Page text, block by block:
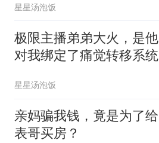
星星汤泡饭
极限主播弟弟大火，是他
对我绑定了痛觉转移系统
星星汤泡饭
亲妈骗我钱，竟是为了给
表哥买房？